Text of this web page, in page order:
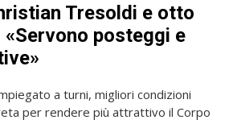
Tresoldi e otto
posteggi e
a turni, migliori condizioni
per rendere più attrattivo il Corpo